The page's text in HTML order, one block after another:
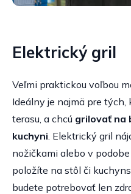
Elektrický gril
Veľmi praktickou voľbou
Ideálny je najmä pre tých,
terasu, a chcú grilovať na
kuchyni. Elektrický gril
nožičkami alebo v
položíte na stôl či
budete potrebovať len